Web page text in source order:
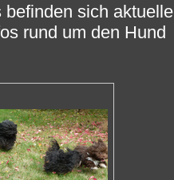
sich aktuelle
rund um den Hund